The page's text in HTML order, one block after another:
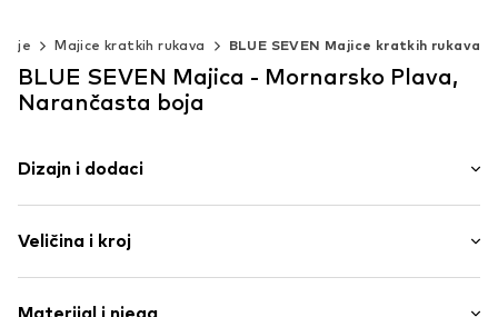
Majice kratkih rukava BLUE SEVEN Majice kratkih rukava
BLUE SEVEN Majica - Mornarsko Plava,
Narančasta boja
Dizajn i dodaci
Jersey
Okrugli izrez
Prekriveni rub/šav
Veličina i kroj